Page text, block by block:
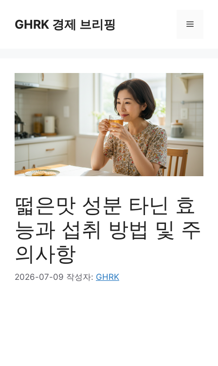
GHRK 경제 브리핑 메
떫은맛 성분 타닌 효
능과 섭취 방법 및 주
의사항
2026-07-09 작성자: GHRK